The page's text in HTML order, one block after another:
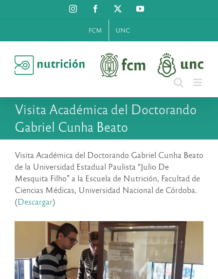
al
InstagramFacebook YouTube
FCM UNC
Visita Académica del Doctorando
Gabriel Cunha Beato
Visita Académica del Doctorando Gabriel Cunha Beato
de la Universidad Estadual Paulista “Julio De
Mesquita Filho” a la Escuela de Nutrición, Facultad de
Ciencias Médicas, Universidad Nacional de Córdoba.
(Descargar)